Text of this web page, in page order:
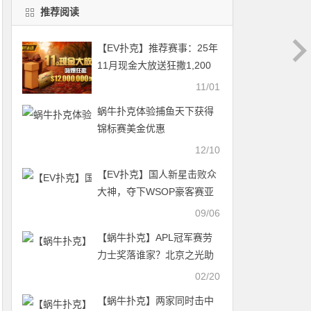
推荐阅读
【EV扑克】推荐赛事：25年
11月现金大放送狂撒1,200
11/01
蜗牛扑克体验捕鱼天下获得
锦标赛美金优惠
12/10
【EV扑克】国人新星击败众
大神，夺下WSOP豪客赛亚
军！女士冠军赛初登线上！
09/06
【蜗牛扑克】APL冠军赛劳
力士奖落谁家？北京之光助
战一条命，实现百万梦想更
02/20
【蜗牛扑克】两家同时击中